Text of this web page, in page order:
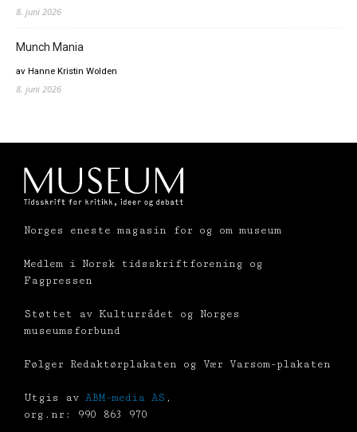
8. juni 2026
Munch Mania
av Hanne Kristin Wolden
8. juni 2026
Norges eneste magasin for og om museum
Medlem i Norsk tidsskriftforening og
Fagpressen
Støttet av Kulturrådet og Norges
museumsforbund
Følger Redaktørplakaten og Vær Varsom-plakaten
Utgis av ABM-media AS ,
org.nr: 990 863 970